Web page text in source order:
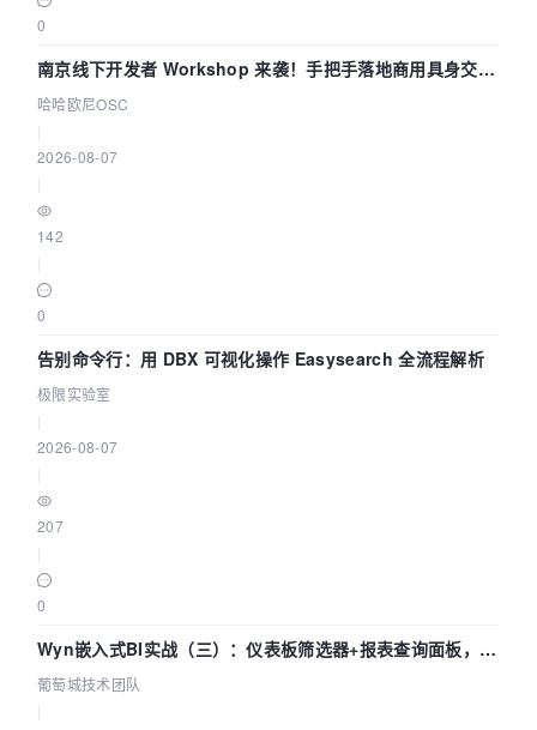
0
南京线下开发者 Workshop 来袭！手把手落地商用具身交互
智能 Agent 应用
哈哈欧尼OSC
2026-08-07
142
0
告别命令行：用 DBX 可视化操作 Easysearch 全流程解析
极限实验室
2026-08-07
207
0
Wyn嵌入式BI实战（三）：仪表板筛选器+报表查询面板，参
数联动全闭环
葡萄城技术团队